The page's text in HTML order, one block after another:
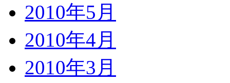
2010年5月
2010年4月
2010年3月